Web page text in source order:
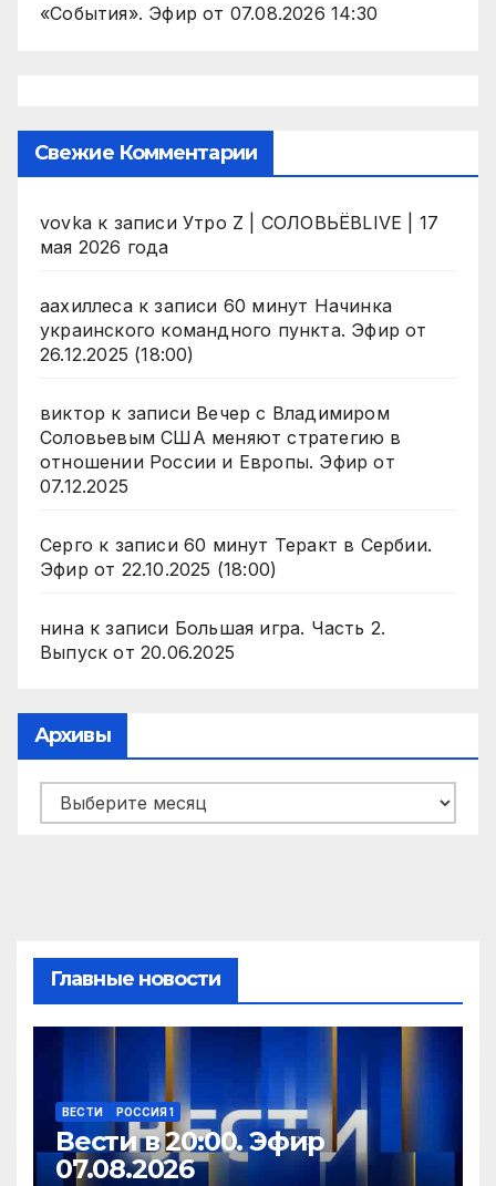
«События». Эфир от 07.08.2026 14:30
Свежие Комментарии
vovka к записи Утро Z | СОЛОВЬЁВLIVE | 17
мая 2026 года
аахиллесак записи 60 минут Начинка
украинского командного пункта. Эфир от
26.12.2025 (18:00)
виктор к записи Вечер с Владимиром
Соловьевым США меняют стратегию в
отношении России и Европы. Эфир от
07.12.2025
Серго к записи 60 минут Теракт в Сербии.
Эфир от 22.10.2025 (18:00)
нинак записи Большая игра. Часть 2.
Выпуск от 20.06.2025
Архивы
Архивы
Главные новости
ВЕСТИ РОССИЯ 1
Вести в 20:00. Эфир
07.08.2026